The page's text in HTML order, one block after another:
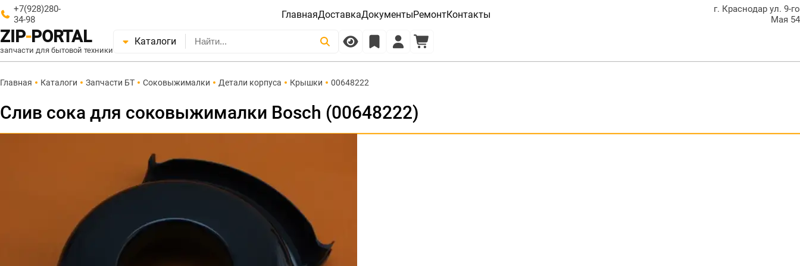
+7(928)280-
34-98
ГлавнаяДоставкаДокументыРемонтКонтакты
г. Краснодар ул. 9-го
Мая 54
ZIP-PORTAL
запчасти для бытовой техники
Каталоги
Главная Каталоги Запчасти БТ Соковыжималки Детали корпуса Крышки 00648222
Слив сока для соковыжималки Bosch (00648222)